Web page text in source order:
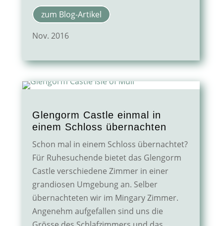
zum Blog-Artikel
Nov. 2016
Glengorm Castle einmal in
einem Schloss übernachten
Schon mal in einem Schloss übernachtet?
Für Ruhesuchende bietet das Glengorm
Castle verschiedene Zimmer in einer
grandiosen Umgebung an. Selber
übernachteten wir im Mingary Zimmer.
Angenehm aufgefallen sind uns die